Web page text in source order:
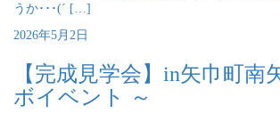
うか･･･(´ […]
2026年5月2日
【完成見学会】in矢巾町南
ボイベント ～